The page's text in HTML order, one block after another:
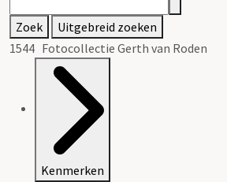
Zoek
Uitgebreid zoeken
1544 Fotocollectie Gerth van Roden
Kenmerken